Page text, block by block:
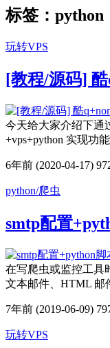
标签：python
玩转VPS
[教程/源码]
今天给大家介绍下通
+vps+python 实现功
6年前 (2020-04-17)
python/爬虫
smtp配置
在写爬虫或监控工具
文本邮件、HTML 邮
7年前 (2019-06-09)
玩转VPS